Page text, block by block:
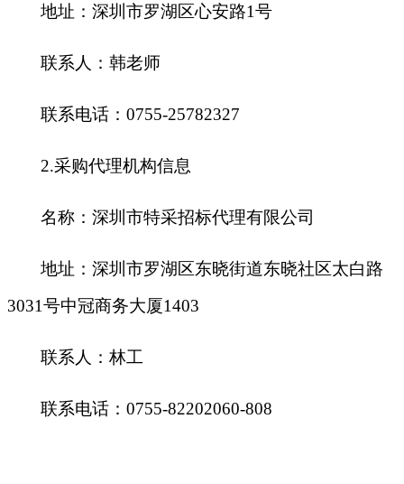
地址：深圳市罗湖区心安路1号
联系人：韩老师
联系电话： 0755-25782327
2.采购代理机构信息
名称：深圳市特采招标代理有限公司
地址：深圳市罗湖区东晓街道东晓社区太白路
3031号中冠商务大厦1403
联系人：林工
联系电话： 0755-82202060-808